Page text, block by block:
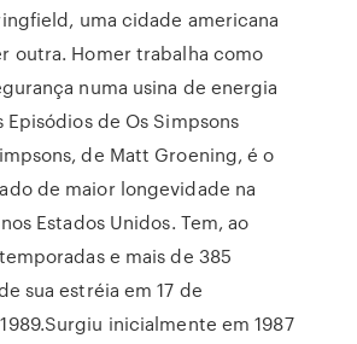
uma cidade americana
outra. Homer trabalha como
numa usina de energia
Episódios de Os Simpsons
de Matt Groening, é o
de maior longevidade na
Estados Unidos. Tem, ao
e mais de 385
sua estréia em 17 de
inicialmente em 1987